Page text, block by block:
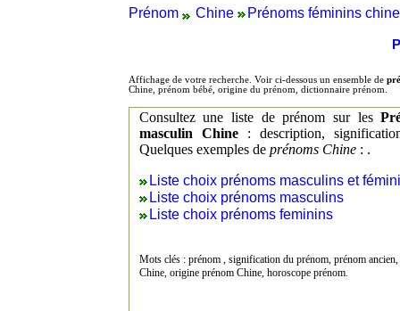
Prénom Chine Prénoms féminins
Affichage de votre recherche. Voir ci-dessous un ensemble de
Chine, prénom bébé, origine du prénom, dictionnaire prénom.
Consultez une liste de prénom sur les
masculin Chine: description,
Quelques exemples de prénoms Chine: .
Liste choix prénoms masculins et
Liste choix prénoms masculins
Liste choix prénoms feminins
Mots clés : prénom , signification du prénom, prénom
Chine, origine prénom Chine, horoscope prénom.